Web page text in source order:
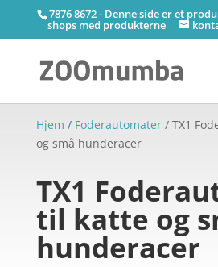
7876 8672 - Denne side er et
shops med produkterne
Hjem / Foderautomater/ TX1
og små hunderacer
TX1
til katte og
hunderacer